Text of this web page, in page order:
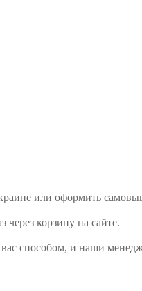
или оформить
корзину на сайте.
способом, и наши